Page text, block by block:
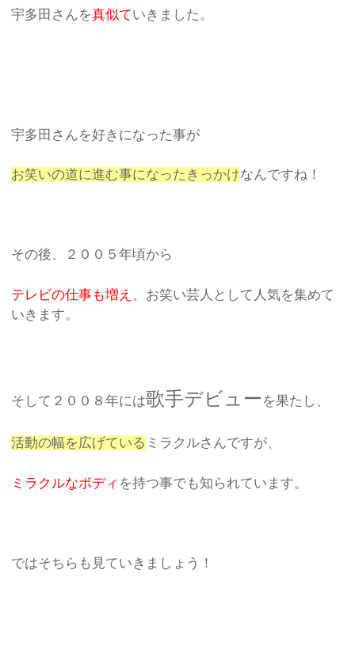
宇多田さんを真似ていきました。
宇多田さんを好きになった事が
お笑いの道に進む事になったきっかけなんですね！
その後、２００５年頃から
テレビの仕事も増え 、お笑い芸人として人気を集めて
いきます。
そして２００８年には歌手デビュー を果たし、
活動の幅を広げている ミラクルさんですが、
ミラクルなボディ を持つ事でも知られています。
ではそちらも見ていきましょう！